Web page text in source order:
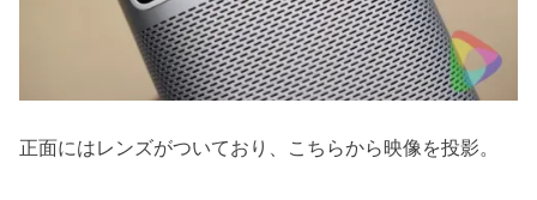
正面にはレンズがついており、こちらから映像を投影。